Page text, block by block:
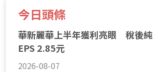
今日頭條
華新麗華上半年獲利亮眼 稅後
EPS 2.85元
2026-08-07